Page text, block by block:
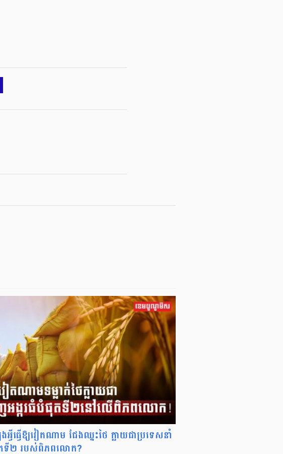
អ្វីធ្វើឱ្យវៀតណាម ជែងឈ្នះថៃ ក្លាយជាប្រទេសនាំ
តទី២ របស់ពិភពលោក?